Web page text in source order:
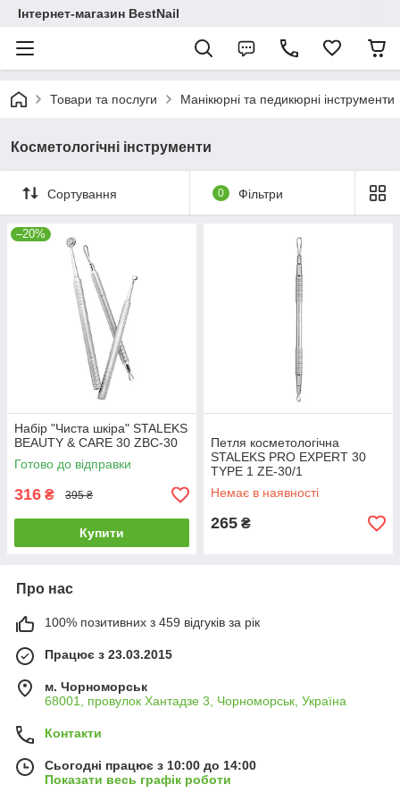
Інтернет-магазин BestNail
Товари та послуги Манікюрні та педикюрні інструменти
Косметологічні інструменти
Сортування 0 Фільтри
–20%
Набір "Чиста шкіра" STALEKS
BEAUTY & CARE 30 ZBC-30
Готово до відправки
316 ₴ 395 ₴
Купити
Петля косметологічна
STALEKS PRO EXPERT 30
TYPE 1 ZE-30/1
Немає в наявності
265 ₴
Про нас
100% позитивних з 459 відгуків за рік
Працює з 23.03.2015
м. Чорноморськ
68001, провулок Хантадзе 3, Чорноморськ, Україна
Контакти
Сьогодні працює з 10:00 до 14:00
Показати весь графік роботи